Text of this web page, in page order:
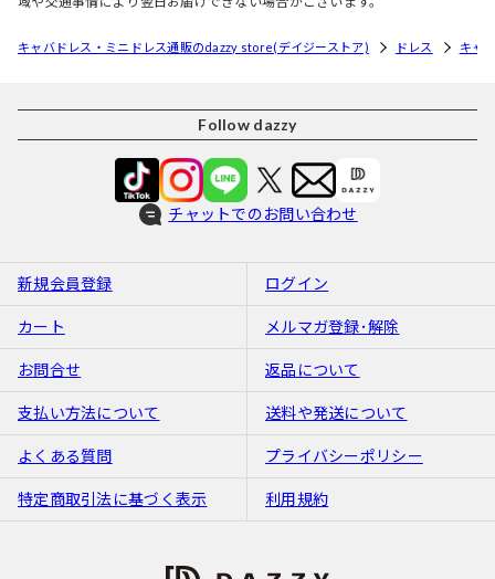
キャバドレス・ミニドレス通販のdazzy store(デイジーストア) ドレス キャ
Follow dazzy
チャットでのお問い合わせ
新規会員登録 ログイン
カート メルマガ登録･解除
お問合せ 返品について
支払い方法について 送料や発送について
よくある質問 プライバシーポリシー
特定商取引法に基づく表示 利用規約